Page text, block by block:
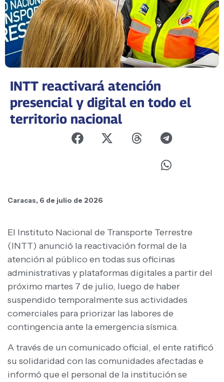
INTT reactivará atención
presencial y digital en todo el
territorio nacional ​
Caracas, 6 de julio de 2026
El Instituto Nacional de Transporte Terrestre
(INTT) anunció la reactivación formal de la
atención al público en todas sus oficinas
administrativas y plataformas digitales a partir del
próximo martes 7 de julio, luego de haber
suspendido temporalmente sus actividades
comerciales para priorizar las labores de
contingencia ante la emergencia sísmica.
A través de un comunicado oficial, el ente ratificó
su solidaridad con las comunidades afectadas e
informó que el personal de la institución se